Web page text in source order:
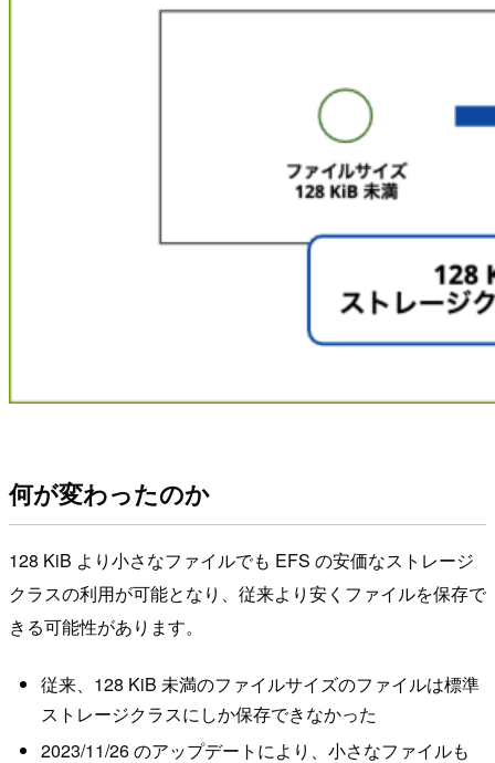
何が変わったのか
128 KiB より小さなファイルでも EFS の安価なストレージ
クラスの利用が可能となり、従来より安くファイルを保存で
きる可能性があります。
従来、128 KiB 未満のファイルサイズのファイルは標準
ストレージクラスにしか保存できなかった
2023/11/26 のアップデートにより、小さなファイルも